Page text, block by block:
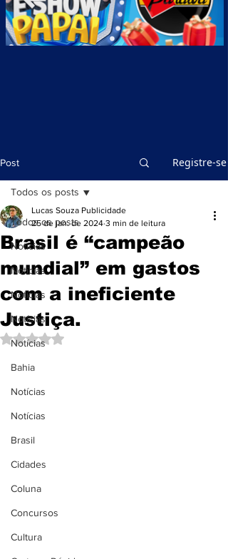
Post Registre-se
Todos os posts
Notícias
Notícias
Notícias
Notícias
Notícias
Bahia
Notícias
Notícias
Brasil
Cidades
Coluna
Concursos
Cultura
Todos os posts
Brasil é “campeão
mundial” em gastos
com a ineficiente
Justiça.
Lucas Souza Publicidade
25 de jan. de 2024 3 min de leitura
Avaliado com NaN de 5 estrelas.